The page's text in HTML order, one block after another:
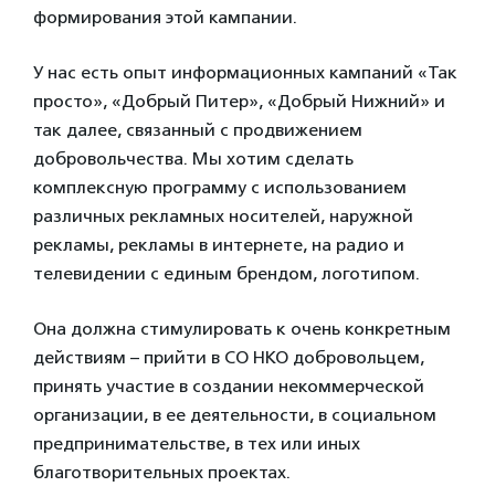
формирования этой кампании.
У нас есть опыт информационных кампаний «Так
просто», «Добрый Питер», «Добрый Нижний» и
так далее, связанный с продвижением
добровольчества. Мы хотим сделать
комплексную программу с использованием
различных рекламных носителей, наружной
рекламы, рекламы в интернете, на радио и
телевидении с единым брендом, логотипом.
Она должна стимулировать к очень конкретным
действиям – прийти в СО НКО добровольцем,
принять участие в создании некоммерческой
организации, в ее деятельности, в социальном
предпринимательстве, в тех или иных
благотворительных проектах.